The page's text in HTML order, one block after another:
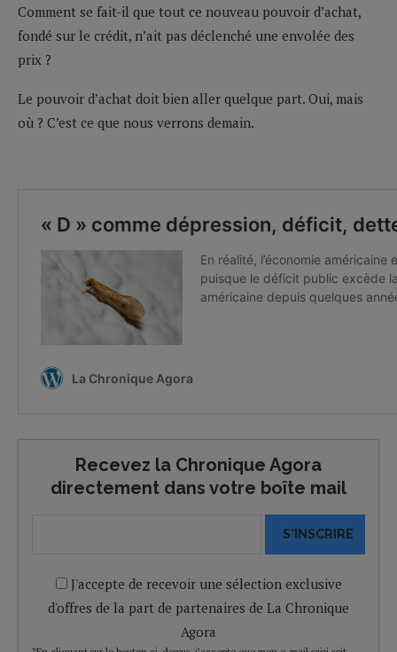
Comment se fait-il que tout ce nouveau pouvoir d’achat,
fondé sur le crédit, n’ait pas déclenché une envolée des
prix ?
Le pouvoir d’achat doit bien aller quelque part. Oui, mais
où ? C’est ce que nous verrons demain.
Recevez la Chronique Agora
directement dans votre boîte mail
S'INSCRIRE
J'accepte de recevoir une sélection exclusive
d'offres de la part de partenaires de La Chronique
Agora